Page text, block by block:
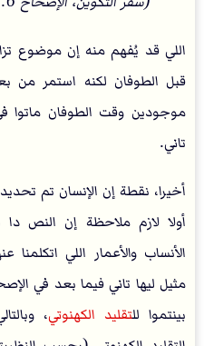
اللي قد يُفهم منه إن موضوع
قبل الطوفان لكنه استمر من
موجودين وقت الطوفان ماتوا
تاني.
أخيرا، نقطة إن الإنسان تم تحديد عمره
أولا لازم ملاحظة إن النص
الأنساب والأعمار اللي اتكلمنا
بينتموا للتقليد الكهنوتي،